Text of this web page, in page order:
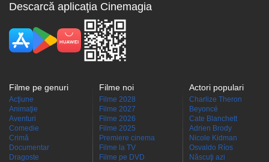
Descarcă aplicaţia Cinemagia
Filme pe genuri
Acţiune
Animaţie
Aventuri
Comedie
Crimă
Documentar
Dragoste
Filme noi
Filme 2028
Filme 2027
Filme 2026
Filme 2025
Premiere cinema
Filme la TV
Filme pe DVD
Actori populari
Charlize Theron
Beyoncé
Cate Blanchett
Adrien Brody
Nicole Kidman
Osvaldo Ríos
Născuţi azi